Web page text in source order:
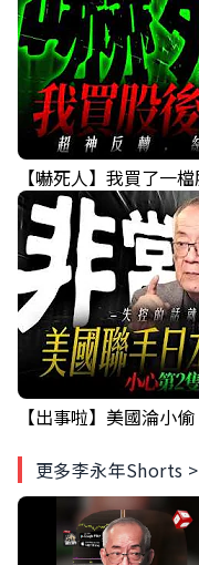
更多李永年Shorts >